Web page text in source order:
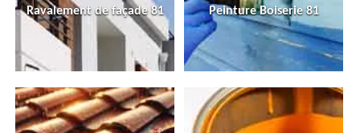
Ravalement de façade 81 Peinture Boiserie 81